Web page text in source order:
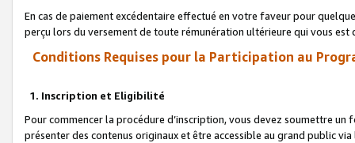
En cas de paiement excédentaire effectué en votre faveur pour
perçu lors du versement de toute rémunération ultérieure qui vous est
Conditions Requises pour la Participation au
1. Inscription et Eligibilité
Pour commencer la procédure d’inscription, vous devez soumettre
présenter des contenus originaux et être accessible au grand public